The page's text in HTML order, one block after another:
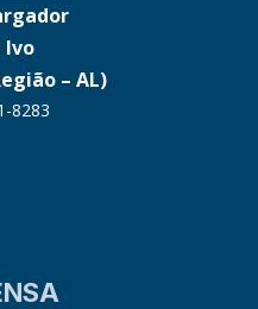
Ivo
– AL)
8283